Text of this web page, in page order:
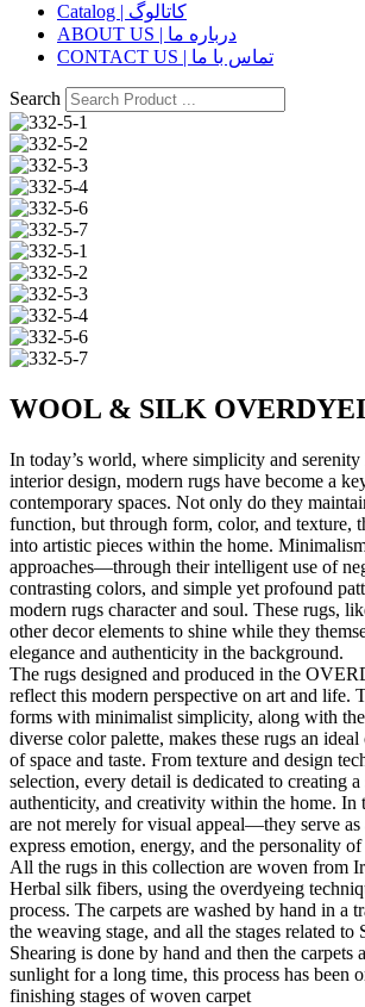
Catalog | کاتالوگ
ABOUT US | درباره ما
CONTACT US | تماس با ما
Search
WOOL & SILK
In today’s world, where simplicity and
interior design, modern rugs have become a
contemporary spaces. Not only do they
function, but through form, color, and texture,
into artistic pieces within the home.
approaches—through their intelligent use of
contrasting colors, and simple yet profound
modern rugs character and soul. These rugs,
other decor elements to shine while they
elegance and authenticity in the background.
The rugs designed and produced in the
reflect this modern perspective on art and life.
forms with minimalist simplicity, along with
diverse color palette, makes these rugs an
of space and taste. From texture and design
selection, every detail is dedicated to creating a
authenticity, and creativity within the home. In
are not merely for visual appeal—they serve as
express emotion, energy, and the personality of
All the rugs in this collection are woven from
Herbal silk fibers, using the overdyeing
process. The carpets are washed by hand in a
the weaving stage, and all the stages related to
Shearing is done by hand and then the carpets
sunlight for a long time, this process has been
finishing stages of woven carpet